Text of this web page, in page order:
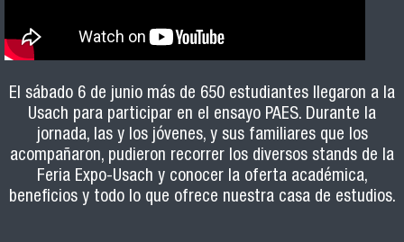
Más de 40 estudiantes de cuarto medio, acompañados de
sus familiares y docentes, participaron de la ceremonia
realizada el jueves 11 de junio en el Salón de Honor de la
Casa Central. La actividad estuvo encabezada por el
Vicerrector Académico, Dr. Luis Quezada Llanca, y la
El sábado 6 de junio más de 650 estudiantes llegaron a la
Usach para participar en el ensayo PAES. Durante la
jornada, las y los jóvenes, y sus familiares que los
acompañaron, pudieron recorrer los diversos stands de la
Feria Expo-Usach y conocer la oferta académica,
beneficios y todo lo que ofrece nuestra casa de estudios.
El programa, impartido por el Departamento de Innovación
Educativa, se dicta desde hace 19 años y ha formado a
más de 1000 docentes Usach en el desarrollo de
habilidades pedagógicas.
Formación pedagógica, estrategias de retroalimentación y
herramientas prácticas para el aula son algunos de los
ejes de la Escuela de Ayudantes 2026, programa formativo
orientado a potenciar el rol de los y las estudiantes de la
Usach que ejercen ayudantías en distintas carreras.